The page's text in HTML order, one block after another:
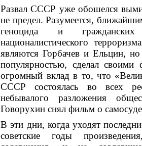
Развал СССР уже обошелся
не предел. Разумеется,
геноцида и
националистического
являются Горбачев и Ельцин,
популярностью, сделал
огромный вклад в то, что
СССР состоялась во всех
небывалого разложения
Говорухин снял фильм о
В эти дни, когда уходят
советские годы